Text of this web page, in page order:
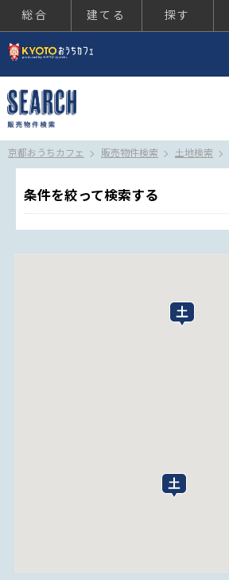
総合 建てる 探す
京都おうちカフェ 販売物件検索 土地検索
条件を絞って検索する